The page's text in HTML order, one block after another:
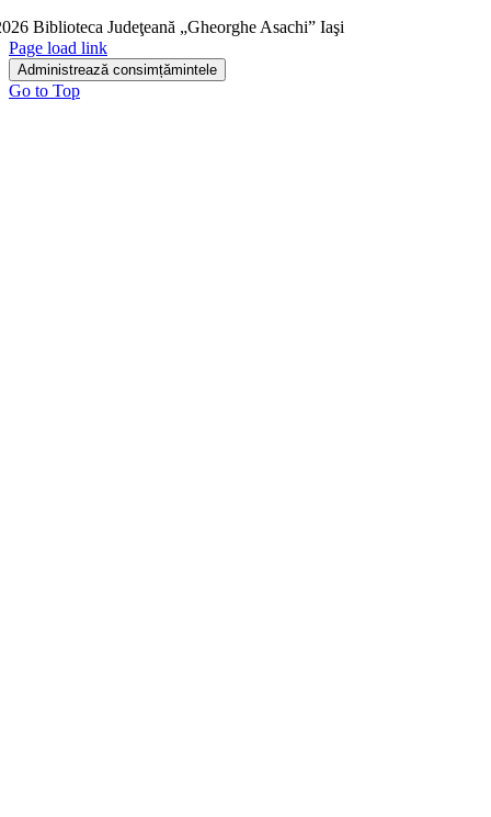
Biblioteca Judeţeană „Gheorghe Asachi” Iaşi
Page load link
Administrează consimțămintele
Go to Top